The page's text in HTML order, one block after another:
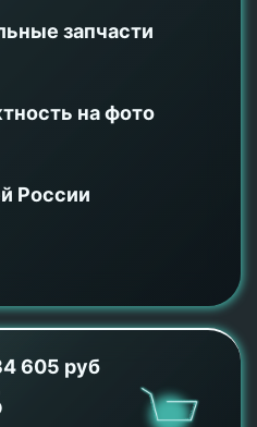
запчасти
на фото
России
605 руб